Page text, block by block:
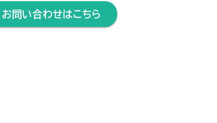
お問い合わせはこちら